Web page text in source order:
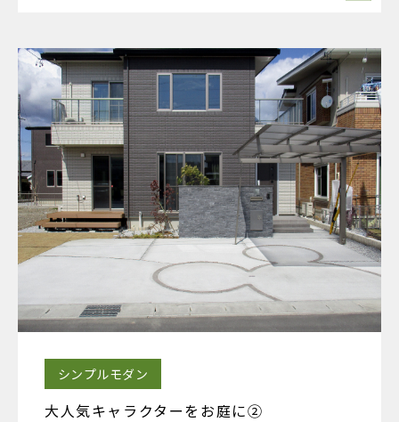
シンプルモダン
大人気キャラクターをお庭に②